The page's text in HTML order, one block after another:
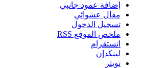
إضافة عمود جانبي
مقال عشوائي
تسجيل الدخول
ملخص الموقع RSS
انستقرام
لينكدإن
تويتر